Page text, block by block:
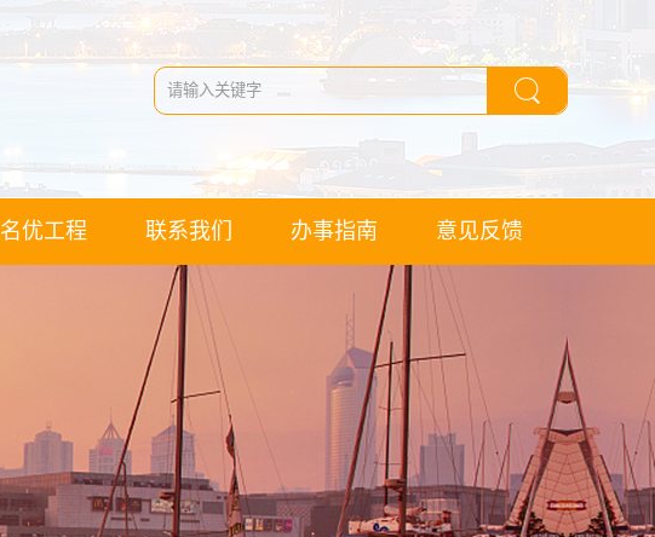
名优工程 联系我们 办事指南 意见反馈